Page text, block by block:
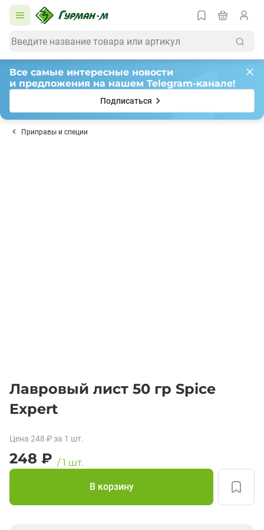
Все самые интересные новости
и предложения на нашем Telegram-канале!
Подписаться
Приправы и специи
Лавровый лист 50 гр Spice
Expert
Цена 248 ₽ за 1 шт.
248 ₽ /1 шт.
В корзину